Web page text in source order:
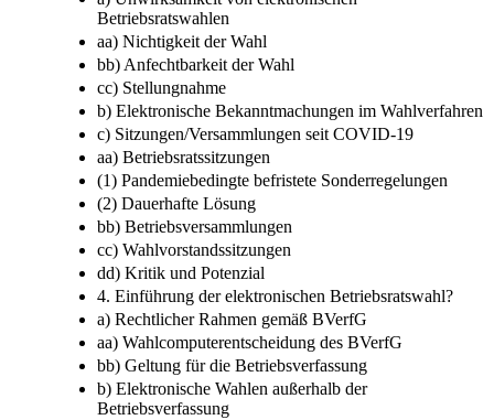
Betriebsratswahlen
aa) Nichtigkeit der Wahl
bb) Anfechtbarkeit der Wahl
cc) Stellungnahme
b) Elektronische Bekanntmachungen im Wahlverfahren
c) Sitzungen/Versammlungen seit COVID-19
aa) Betriebsratssitzungen
(1) Pandemiebedingte befristete Sonderregelungen
(2) Dauerhafte Lösung
bb) Betriebsversammlungen
cc) Wahlvorstandssitzungen
dd) Kritik und Potenzial
4. Einführung der elektronischen Betriebsratswahl?
a) Rechtlicher Rahmen gemäß BVerfG
aa) Wahlcomputerentscheidung des BVerfG
bb) Geltung für die Betriebsverfassung
b) Elektronische Wahlen außerhalb der
Betriebsverfassung